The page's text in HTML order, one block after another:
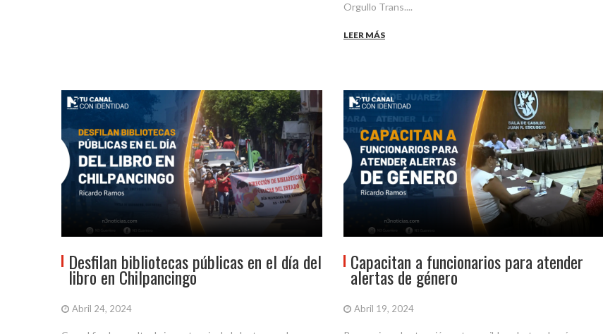
Orgullo Trans....
LEER MÁS
Desfilan bibliotecas públicas en el día del
libro en Chilpancingo
Abril 24, 2024
Capacitan a funcionarios para atender
alertas de género
Abril 19, 2024